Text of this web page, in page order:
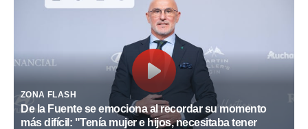
ZONA FLASH
De la Fuente se emociona al recordar su momento
más difícil: "Tenía mujer e hijos, necesitaba tener